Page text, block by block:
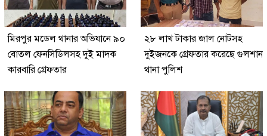
মিরপুর মডেল থানার অভিযানে ৯০
বোতল ফেনসিডিলসহ দুই মাদক
কারবারি গ্রেফতার
২৮ লাখ টাকার জাল নোটসহ
দুইজনকে গ্রেফতার করেছে গুলশান
থানা পুলিশ